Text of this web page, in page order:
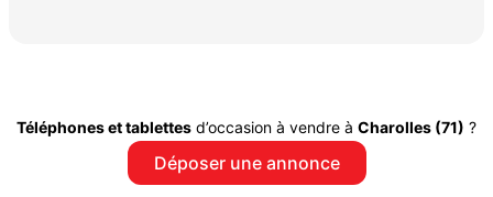
Téléphones et tablettes d’occasion à vendre à Charolles (71) ?
Déposer une annonce